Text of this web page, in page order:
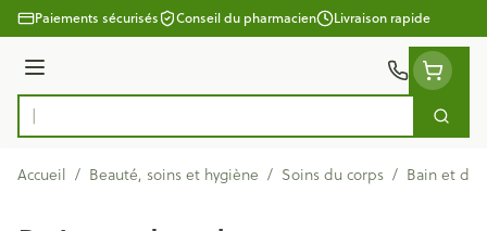
Aller au contenu
Paiements sécurisés Conseil du pharmacien Livraison rapide
Menu
Rechercher
Accueil / Beauté, soins et hygiène / Soins du corps / Bain et